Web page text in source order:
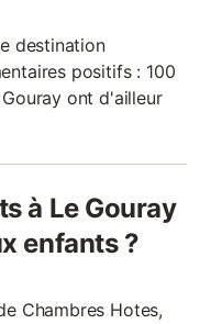
destination
positifs : 100
ont d'ailleur
à Le Gouray
enfants ?
Chambres Hotes,